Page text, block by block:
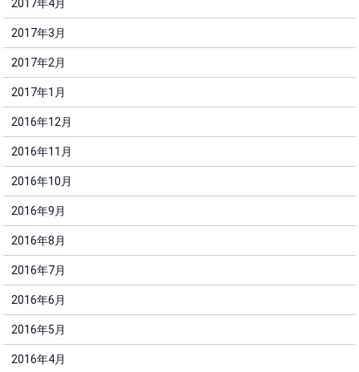
2017年4月
2017年3月
2017年2月
2017年1月
2016年12月
2016年11月
2016年10月
2016年9月
2016年8月
2016年7月
2016年6月
2016年5月
2016年4月